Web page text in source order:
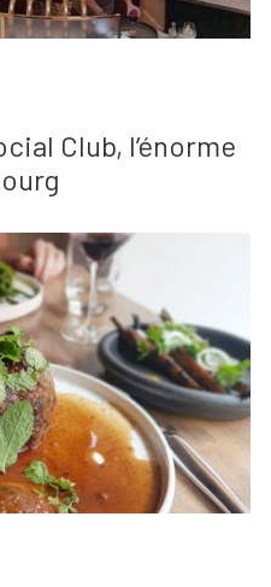
Club, l’énorme